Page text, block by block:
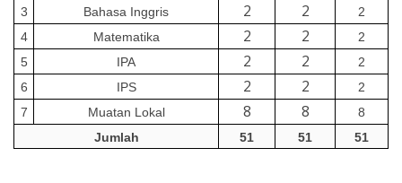
3
Bahasa Inggris 2 2
2
4
Matematika 2 2
2
5
IPA 2 2
2
6
IPS 2 2
2
7
Muatan Lokal 8 8
8
Jumlah
51 51 51